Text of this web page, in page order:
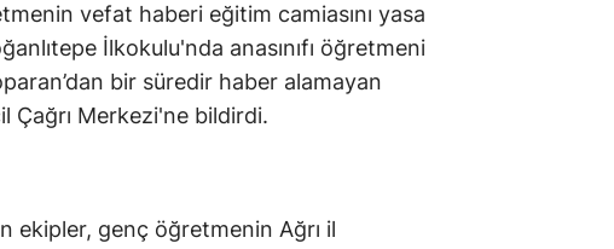
vefat haberi eğitim camiasını yasa
İlkokulu'nda anasınıfı öğretmeni
bir süredir haber alamayan
Çağrı Merkezi'ne bildirdi.
ekipler, genç öğretmenin Ağrı il